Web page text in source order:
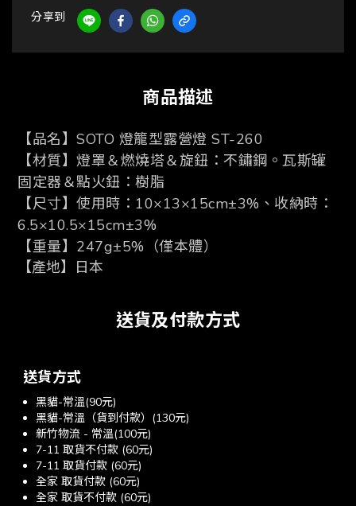
分享到
商品描述
【品名】 SOTO 燈籠型露營燈 ST-260
【材質】燈罩＆燃燒塔＆旋鈕：不鏽鋼。瓦斯罐
固定器＆點火鈕：樹脂
【尺寸】使用時： 10×13×15cm±3% 、收納時：
6.5×10.5×15cm±3%
【重量】 247g±5% （僅本體）
【產地】日本
送貨及付款方式
送貨方式
黑貓-常溫(90元)
黑貓-常溫（貨到付款）(130元)
新竹物流 - 常溫(100元)
7-11 取貨不付款 (60元)
7-11 取貨付款 (60元)
全家 取貨付款 (60元)
全家 取貨不付款 (60元)